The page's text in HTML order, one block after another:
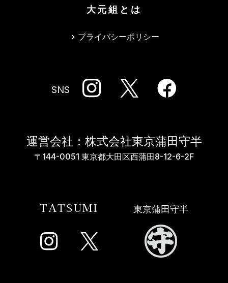
大元組とは
プライバシーポリシー
SNS
運営会社：株式会社東京蒲田守半
〒144-0051 東京都大田区西蒲田8-12-6-2F
TATSUMI 東京蒲田守半